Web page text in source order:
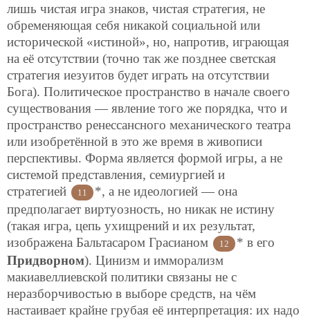
лишь чистая игра знаков, чистая стратегия, не
обременяющая себя никакой социальной или
исторической «истиной», но, напротив, играющая
на её отсутствии (точно так же позднее светская
стратегия иезуитов будет играть на отсутствии
Бога). Политическое пространство в начале своего
существования — явление того же порядка, что и
пространство ренессансного механического театра
или изобретённой в это же время в живописи
перспективы. Форма является формой игры, а не
системой представления, семиургией и
стратегией
11
*, а не идеологией — она
предполагает виртуозность, но никак не истину
(такая игра, цепь ухищрений и их результат,
изображена Бальтасаром Грасианом
12
* в его
Придворном). Цинизм и имморализм
макиавеллиевской политики связаны не с
неразборчивостью в выборе средств, на чём
настаивает крайне грубая её интерпретация: их надо